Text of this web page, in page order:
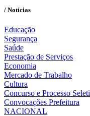
/ Notícias
Educação
Segurança
Saúde
Prestação de Serviços
Economia
Mercado de Trabalho
Cultura
Concurso e Processo
Convocações Prefeitura
NACIONAL